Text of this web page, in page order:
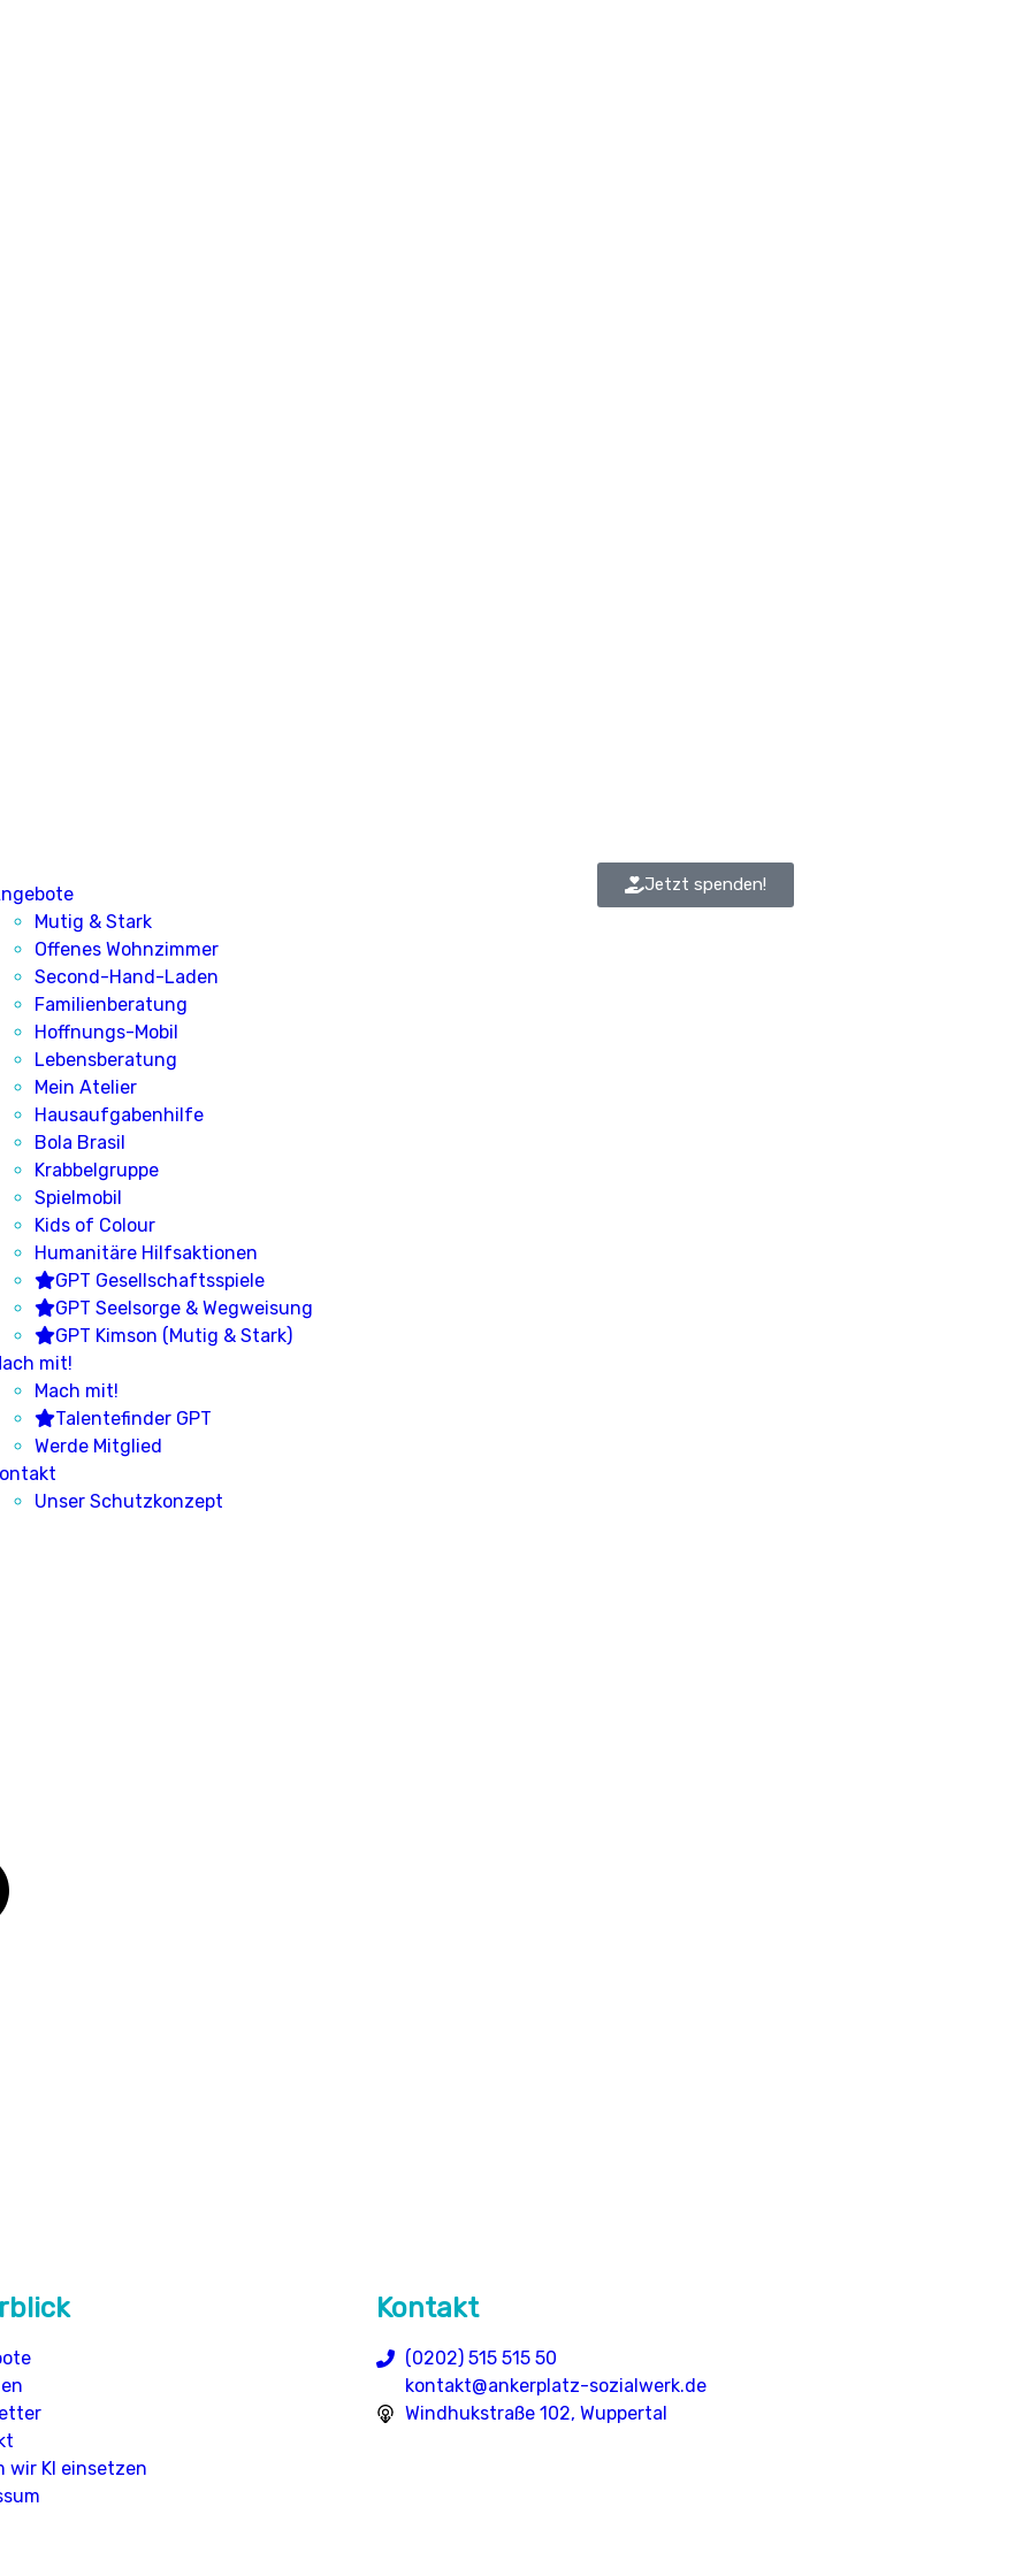
Mutig & Stark
Offenes Wohnzimmer
Second-Hand-Laden
Familienberatung
Hoffnungs-Mobil
Lebensberatung
Mein Atelier
Hausaufgabenhilfe
Bola Brasil
Krabbelgruppe
Spielmobil
Kids of Colour
Humanitäre Hilfsaktionen
GPT Gesellschaftsspiele
GPT Seelsorge & Wegweisung
GPT Kimson (Mutig & Stark)
mit!
Mach mit!
Talentefinder GPT
Werde Mitglied
Unser Schutzkonzept
Jetzt spenden!
wir KI einsetzen
Kontakt
(0202) 515 515 50
kontakt@ankerplatz-sozialwerk.de
Windhukstraße 102, Wuppertal